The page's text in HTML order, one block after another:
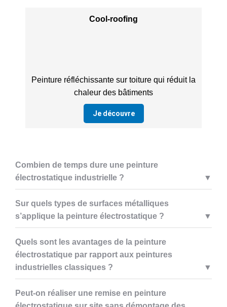
Cool-roofing
Peinture réfléchissante sur toiture qui réduit la
chaleur des bâtiments
Je découvre
Combien de temps dure une peinture
électrostatique industrielle ?
Sur quels types de surfaces métalliques
s’applique la peinture électrostatique ?
Quels sont les avantages de la peinture
électrostatique par rapport aux peintures
industrielles classiques ?
Peut-on réaliser une remise en peinture